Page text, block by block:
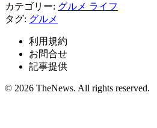
カテゴリー: グルメ ライフ
タグ: グルメ
利用規約
お問合せ
記事提供
© 2026 TheNews. All rights reserved.